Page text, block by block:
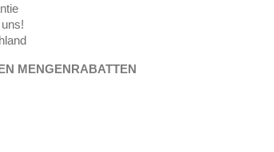
MENGENRABATTEN